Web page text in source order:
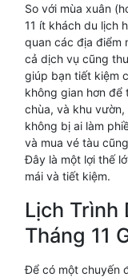
So với mùa xuân
11 ít khách du lịch
quan các địa điểm
cả dịch vụ cũng
giúp bạn tiết kiệm
không gian hơn để
chùa, và khu
không bị ai làm
và mua vé tàu
Đây là một lợi thế
mái và tiết kiệm.
Lịch Trình
Tháng 11
Để có một chuyến